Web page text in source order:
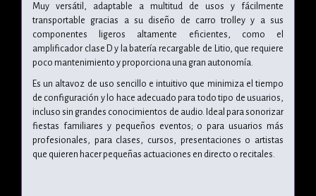
Muy versátil, adaptable a multitud de usos y fácilmente
transportable gracias a su diseño de carro trolley y a sus
componentes ligeros altamente eficientes, como el
amplificador clase D y la batería recargable de Litio, que requiere
poco mantenimiento y proporciona una gran autonomía.
Es un altavoz de uso sencillo e intuitivo que minimiza el tiempo
de configuración y lo hace adecuado para todo tipo de usuarios,
incluso sin grandes conocimientos de audio. Ideal para sonorizar
fiestas familiares y pequeños eventos; o para usuarios más
profesionales, para clases, cursos, presentaciones o artistas
que quieren hacer pequeñas actuaciones en directo o recitales.